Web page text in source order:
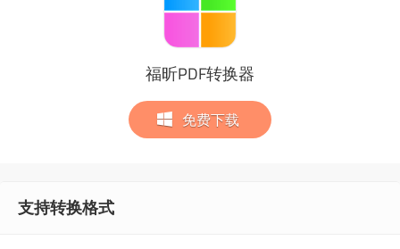
福昕PDF转换器
免费下载
支持转换格式